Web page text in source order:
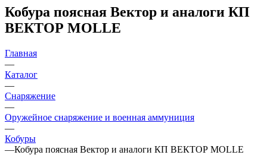
Кобура поясная Вектор и аналоги КП
ВЕКТОР MOLLE
Главная
—
Каталог
—
Снаряжение
—
Оружейное снаряжение и военная аммуниция
—
Кобуры
—Кобура поясная Вектор и аналоги КП ВЕКТОР MOLLE